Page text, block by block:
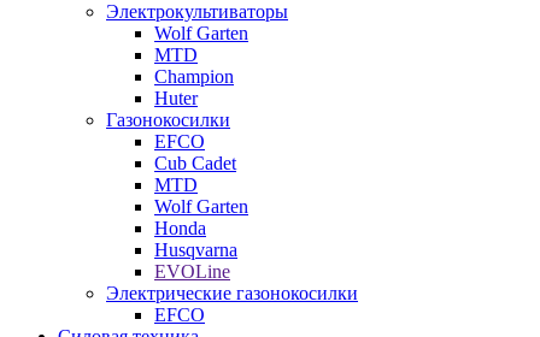
Электрокультиваторы
Wolf Garten
MTD
Champion
Huter
Газонокосилки
EFCO
Cub Cadet
MTD
Wolf Garten
Honda
Husqvarna
EVOLine
Электрические газонокосилки
EFCO